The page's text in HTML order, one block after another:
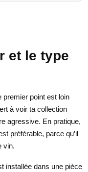
et le type
point est loin
à voir ta collection
agressive. En pratique,
préférable, parce qu’il
vin.
installée dans une pièce